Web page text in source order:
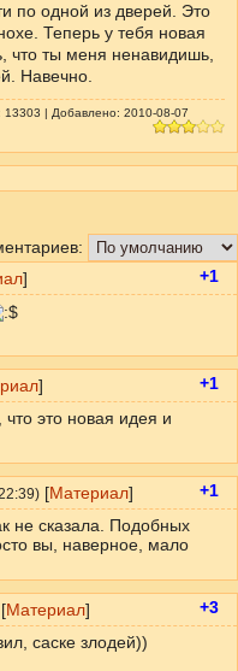
по одной из дверей. Это
Теперь у тебя новая
что ты меня ненавидишь,
Навечно.
13303 | Добавлено: 2010-08-07
] +1
]
это новая идея и
+1
22:39) [Материал]
не сказала. Подобных
вы, наверное, мало
+1
[Материал]
саске злодей))
+3